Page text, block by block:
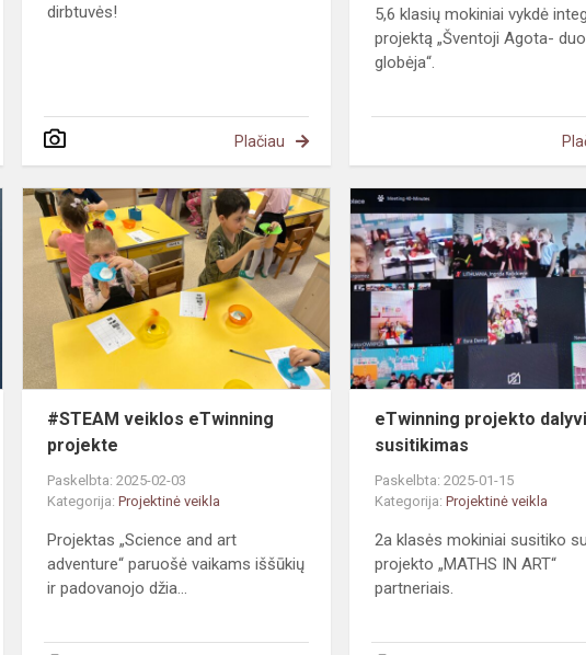
dirbtuvės!
Plačiau
5,6 klasių mokiniai vykdė
projektą „Šventoji Agota-
globėja“.
eTwinning
projektas
fingerprints
nature“
#STEAM
veiklos
eTwinning
projekte
#STEAM veiklos eTwinning
projekte
Paskelbta: 2025-02-03
Kategorija:Projektinė veikla
Projektas „Science and art
adventure“ paruošė vaikams iššūkių
ir padovanojo džia...
eTwinning projekto
susitikimas
Paskelbta: 2025-01-15
Kategorija:Projektinė veikla
2a klasės mokiniai susitiko su
projekto „MATHS IN ART“
partneriais.